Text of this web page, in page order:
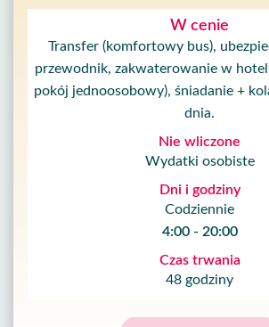
W cenie
Transfer (komfortowy bus),
przewodnik, zakwaterowanie w
pokój jednoosobowy), śniadanie +
dnia.
Nie wliczone
Wydatki osobiste
Dni i godziny
Codziennie
4:00 - 20:00
Czas trwania
48 godziny